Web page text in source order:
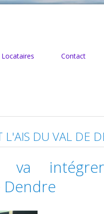
Locataires Contact
DU VAL DE
va
Dendre